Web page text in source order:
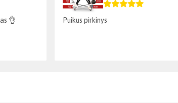
👌 Puikus pirkinys